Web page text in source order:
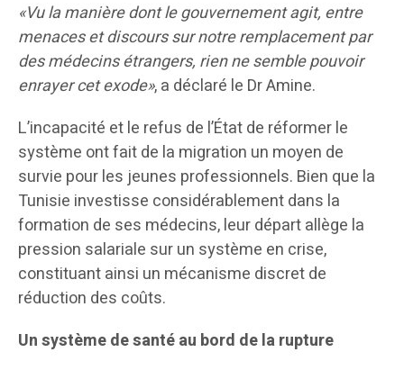
«Vu la manière dont le gouvernement agit, entre
menaces et discours sur notre remplacement par
des médecins étrangers, rien ne semble pouvoir
enrayer cet exode», a déclaré le Dr Amine.
L’incapacité et le refus de l’État de réformer le
système ont fait de la migration un moyen de
survie pour les jeunes professionnels. Bien que la
Tunisie investisse considérablement dans la
formation de ses médecins, leur départ allège la
pression salariale sur un système en crise,
constituant ainsi un mécanisme discret de
réduction des coûts.
Un système de santé au bord de la rupture